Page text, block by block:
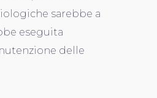
sarebbe a
eseguita
delle